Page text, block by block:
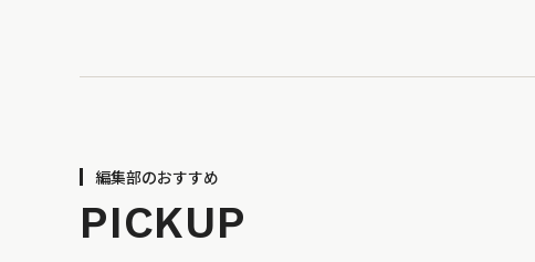
編集部のおすすめ
PICKUP